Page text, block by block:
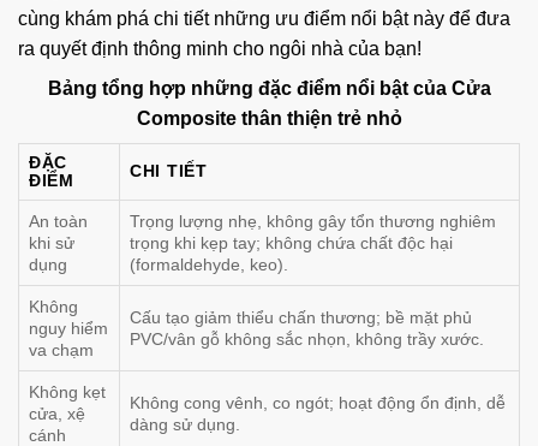
cùng khám phá chi tiết những ưu điểm nổi bật này để đưa
ra quyết định thông minh cho ngôi nhà của bạn!
Bảng tổng hợp những đặc điểm nổi bật của Cửa
Composite thân thiện trẻ nhỏ
ĐẶC
ĐIỂM
CHI TIẾT
An toàn
khi sử
dụng
Trọng lượng nhẹ, không gây tổn thương nghiêm
trọng khi kẹp tay; không chứa chất độc hại
(formaldehyde, keo).
Không
nguy hiểm
va chạm
Cấu tạo giảm thiểu chấn thương; bề mặt phủ
PVC/vân gỗ không sắc nhọn, không trầy xước.
Không kẹt
cửa, xệ
cánh
Không cong vênh, co ngót; hoạt động ổn định, dễ
dàng sử dụng.